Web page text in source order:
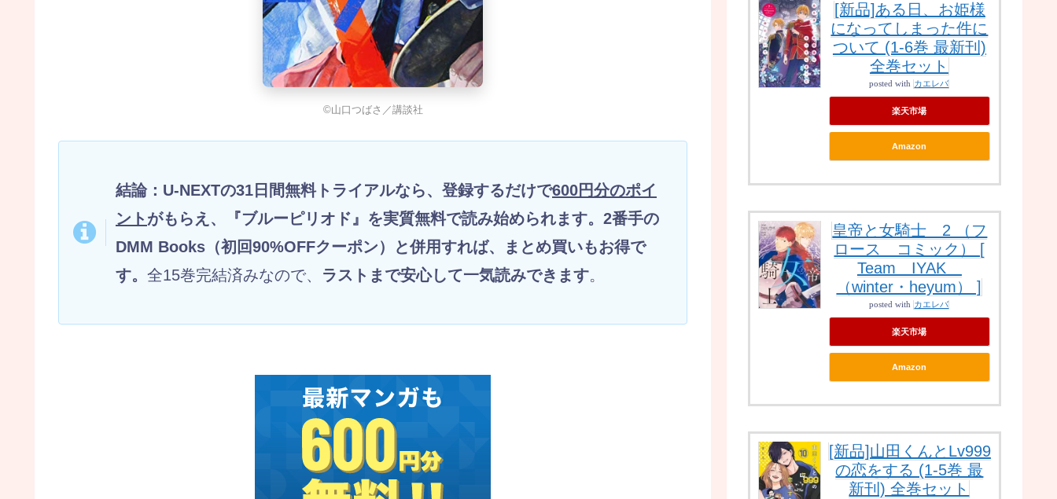
©山口つばさ／講談社
結論：U-NEXTの31日間無料トライアルなら、登録するだけで600円分のポイ
ント がもらえ、『ブルーピリオド』を実質無料で読み始められます。2番手の
DMM Books（初回90%OFFクーポン）と併用すれば、まとめ買いもお得で
す。 全15巻完結済みなので、 ラストまで安心して一気読みできます。
[新品]ある日、お姫様
になってしまった件に
ついて (1-6巻 最新刊)
全巻セット
posted with カエレバ
楽天市場
Amazon
皇帝と女騎士 2 （フ
ロース コミック） [
Team IYAK
（winter・heyum） ]
posted with カエレバ
楽天市場
Amazon
[新品]山田くんとLv999
の恋をする (1-5巻 最
新刊) 全巻セット